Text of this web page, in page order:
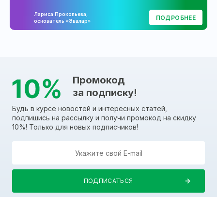
Лариса Прокопьева,
основатель «Эвалар»
ПОДРОБНЕЕ
Промокод
за подписку!
Будь в курсе новостей и интересных статей,
подпишись на рассылку и получи промокод на скидку
10%! Только для новых подписчиков!